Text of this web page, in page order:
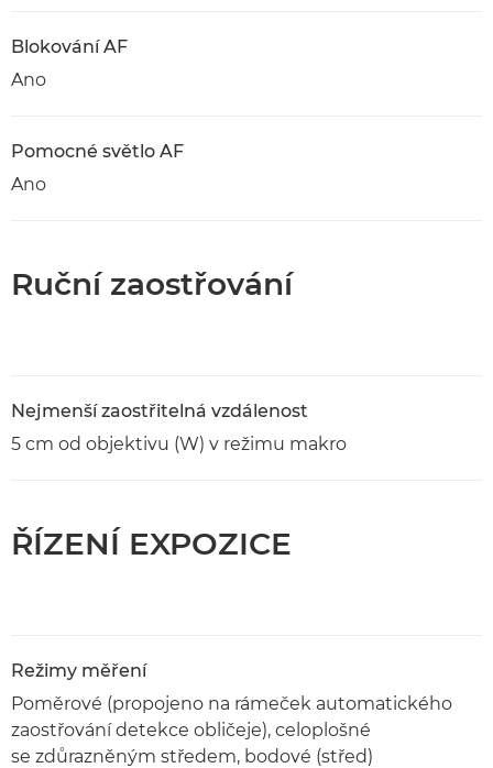
Blokování AF
Ano
Pomocné světlo AF
Ano
Ruční zaostřování
Nejmenší zaostřitelná vzdálenost
5 cm od objektivu (W) v režimu makro
ŘÍZENÍ EXPOZICE
Režimy měření
Poměrové (propojeno na rámeček automatického
zaostřování detekce obličeje), celoplošné
se zdůrazněným středem, bodové (střed)